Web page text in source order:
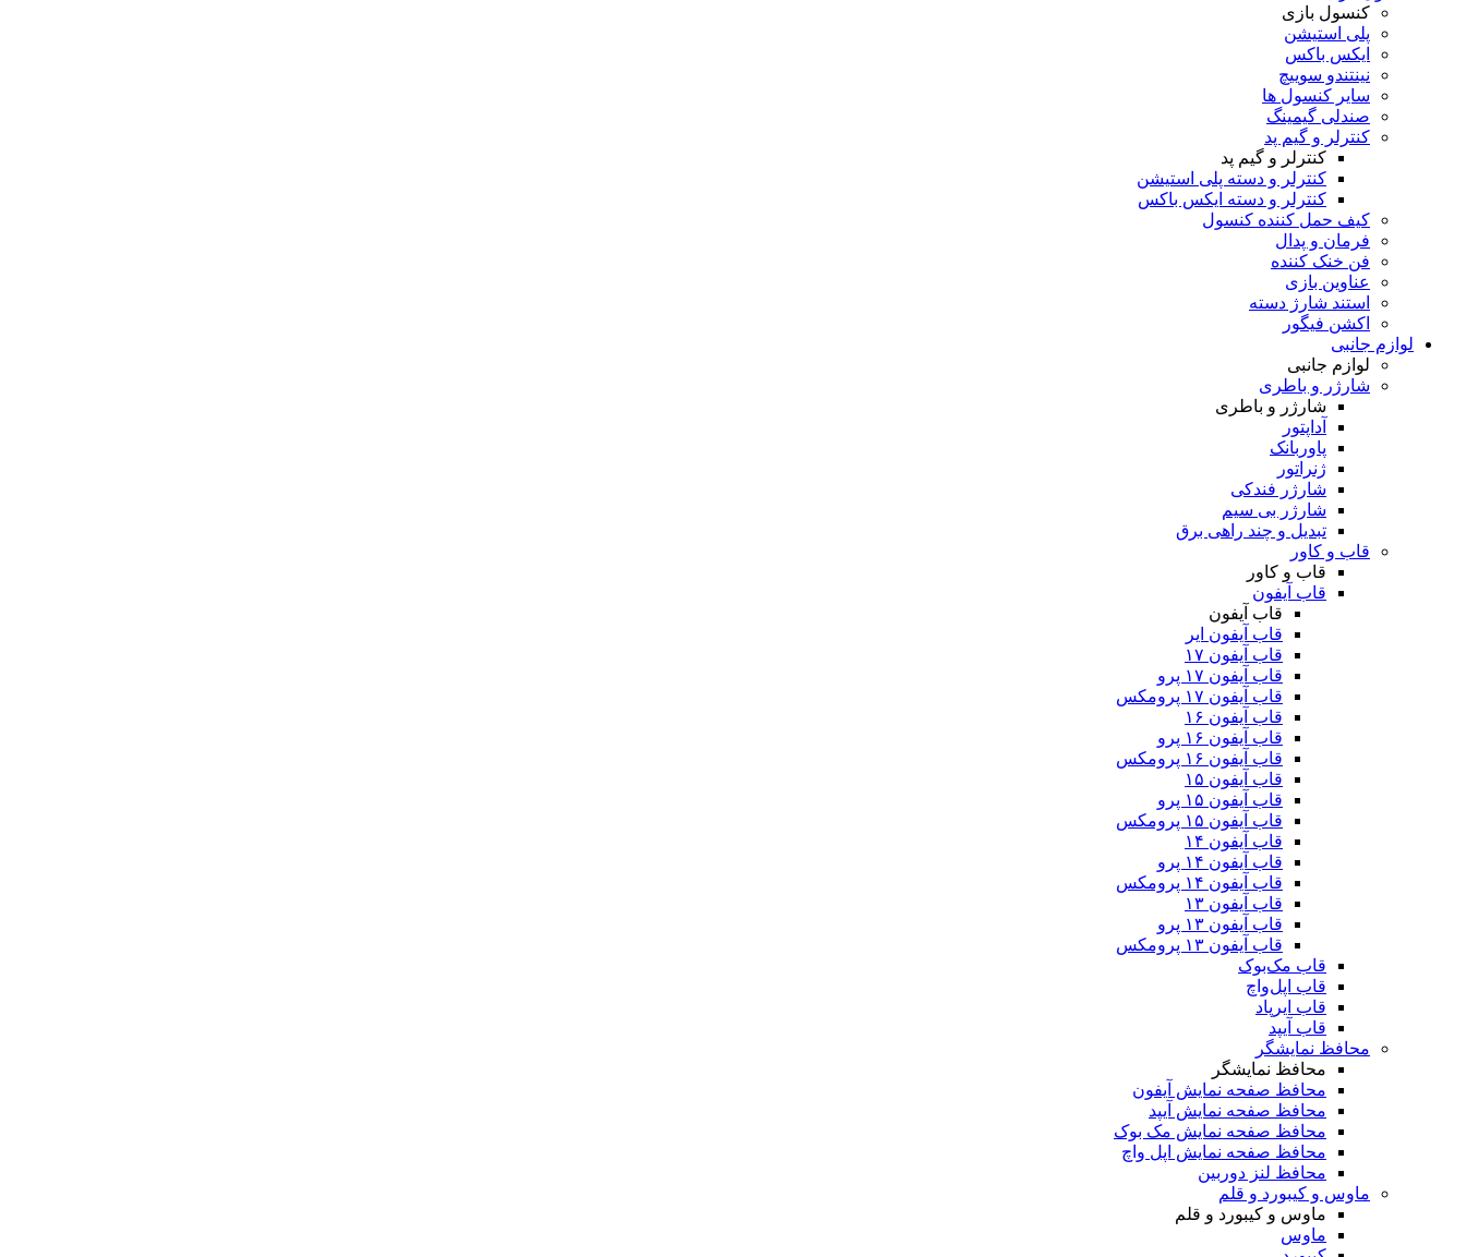
کنسول بازی
پلی استیشن
ایکس باکس
نینتندو سوییچ
سایر کنسول ها
صندلی گیمینگ
کنترلر و گیم پد
کنترلر و گیم پد
کنترلر و دسته پلی استیشن
کنترلر و دسته ایکس باکس
کیف حمل کننده کنسول
فرمان و پدال
فن خنک کننده
عناوین بازی
استند شارژ دسته
اکشن فیگور
لوازم جانبی
لوازم جانبی
شارژر و باطری
شارژر و باطری
آداپتور
پاوربانک
ژنراتور
شارژر فندکی
شارژر بی سیم
تبدیل و چند راهی برق
قاب و کاور
قاب و کاور
قاب آیفون
قاب آیفون
قاب آیفون ایر
قاب آیفون ۱۷
قاب آیفون ۱۷ پرو
قاب آیفون ۱۷ پرومکس
قاب آیفون ۱۶
قاب آیفون ۱۶ پرو
قاب آیفون ۱۶ پرومکس
قاب آیفون ۱۵
قاب آیفون ۱۵ پرو
قاب آیفون ۱۵ پرومکس
قاب آیفون ۱۴
قاب آیفون ۱۴ پرو
قاب آیفون ۱۴ پرومکس
قاب آیفون ۱۳
قاب آیفون ۱۳ پرو
قاب آیفون ۱۳ پرومکس
قاب مک‌بوک
قاب اپل‌واچ
قاب ایرپاد
قاب آیپد
محافظ نمایشگر
محافظ نمایشگر
محافظ صفحه نمایش آیفون
محافظ صفحه نمایش آیپد
محافظ صفحه نمایش مک بوک
محافظ صفحه نمایش اپل واچ
محافظ لنز دوربین
ماوس و کیبورد و قلم
ماوس و کیبورد و قلم
ماوس